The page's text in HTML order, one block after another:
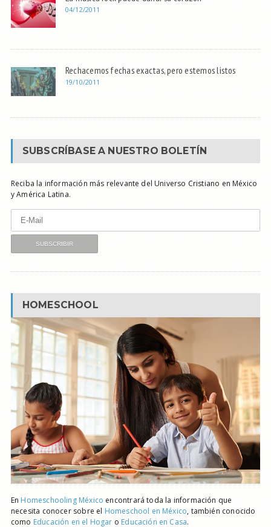
04/12/2011
Rechacemos fechas exactas, pero estemos listos
19/10/2011
SUBSCRÍBASE A NUESTRO BOLETÍN
Reciba la información más relevante del Universo Cristiano en México
y América Latina.
HOMESCHOOL
En Homeschooling México encontrará toda la información que
necesita conocer sobre el Homeschool en México, también conocido
como Educación en el Hogar o Educación en Casa.